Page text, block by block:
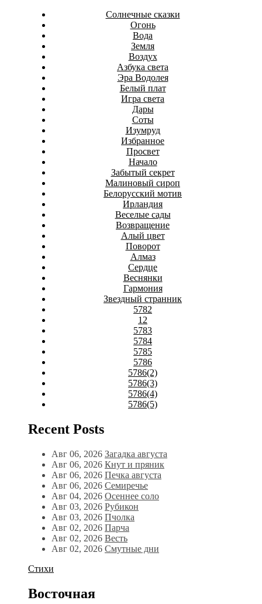
Солнечные сказки
Огонь
Вода
Земля
Воздух
Азбука света
Эра Водолея
Белый плат
Игра света
Дары
Соты
Изумруд
Избранное
Просвет
Начало
Забытый секрет
Малиновый сироп
Белорусский мотив
Ирландия
Веселые сады
Возвращение
Алый цвет
Поворот
Алмаз
Сердце
Веснянки
Гармония
Звездный странник
5782
12
5783
5784
5785
5786
5786(2)
5786(3)
5786(4)
5786(5)
Recent Posts
Авг 06, 2026 Загадка августа
Авг 06, 2026 Кнут и пряник
Авг 06, 2026 Печка августа
Авг 06, 2026 Семиречье
Авг 04, 2026 Осеннее соло
Авг 03, 2026 Рубикон
Авг 03, 2026 Пчолка
Авг 02, 2026 Парча
Авг 02, 2026 Весть
Авг 02, 2026 Смутные дни
Стихи
Восточная